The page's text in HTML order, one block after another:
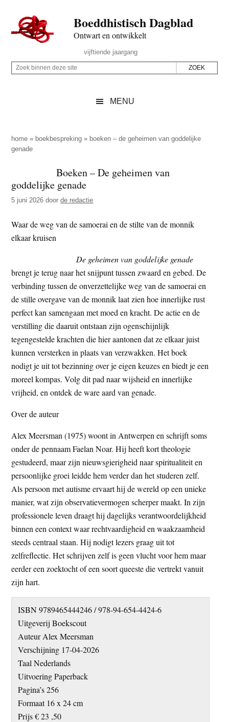
naar
de
inhoud
secondary
naar
de
sidebar
naar
de
Boeddhistisch Dagblad
Ontwart en ontwikkelt
Rechts
vijftiende jaargang
Z
p
d
z
e
i
t
Z
i
n
n
d
z
e
i
e
MENU
home » boekbespreking » boeken – de geheimen van goddelijke
genade
Boeken – De geheimen van
goddelijke genade
5 juni 2026 doorde redactie
Waar de weg van de samoerai en de stilte van de monnik
elkaar kruisen
De geheimen van goddelijke genade
brengt je terug naar het snijpunt tussen zwaard en gebed. De
verbinding tussen de onverzettelijke weg van de samoerai en
de stille overgave van de monnik laat zien hoe innerlijke rust
perfect kan samengaan met moed en kracht. De actie en de
verstilling die daaruit ontstaan zijn ogenschijnlijk
tegengestelde krachten die hier aantonen dat ze elkaar juist
kunnen versterken in plaats van verzwakken. Het boek
nodigt je uit tot bezinning over je eigen keuzes en biedt je een
moreel kompas. Volg dit pad naar wijsheid en innerlijke
vrijheid, en ontdek de ware aard van genade.
Over de auteur
Alex Meersman (1975) woont in Antwerpen en schrijft soms
onder de pennaam Faelan Noar. Hij heeft kort theologie
gestudeerd, maar zijn nieuwsgierigheid naar spiritualiteit en
persoonlijke groei leidde hem verder dan het studeren zelf.
Als persoon met autisme ervaart hij de wereld op een unieke
manier, wat zijn observatievermogen scherper maakt. In zijn
professionele leven draagt hij dagelijks verantwoordelijkheid
binnen een context waar rechtvaardigheid en waakzaamheid
steeds centraal staan. Hij nodigt lezers graag uit tot
zelfreflectie. Het schrijven zelf is geen vlucht voor hem maar
eerder een zoektocht of een soort queeste die vertrekt vanuit
zijn hart.
ISBN 9789465444246 / 978-94-654-4424-6
Uitgeverij Boekscout
Auteur Alex Meersman
Verschijning 17-04-2026
Taal Nederlands
Uitvoering Paperback
Pagina’s 256
Formaat 16 x 24 cm
Prijs € 23 ,50